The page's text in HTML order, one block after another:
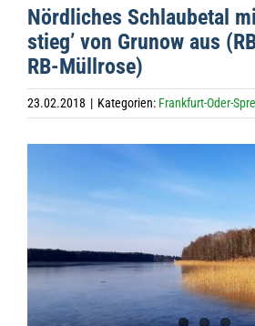
Nörd­li­ches Schlau­be­tal
stieg’ von Gru­now aus
RB-Müllrose)
23.02.2018 | Kategorien: Frankfurt-Oder-
Bild